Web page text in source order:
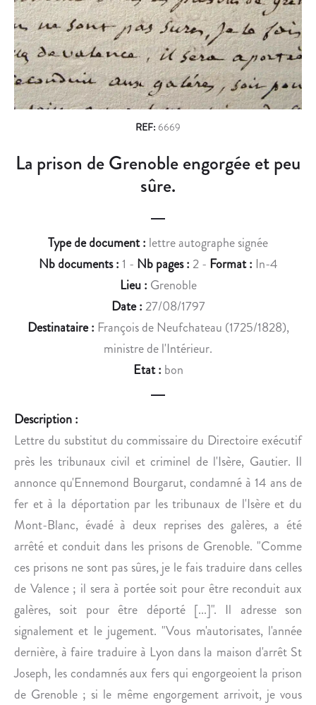
a
v
i
g
t
n
U
R
I
S
M
E
U
T
À
C
D
É
T
D
U
X
X
S
I
È
C
U
A
R
D
R
E
R
O
O
R
A
E
D
E
C
O
C
E
R
T
REF: 6669
La prison de Grenoble engorgée et peu
sûre.
Type de document : lettre autographe signée
Nb documents :1 - Nb pages :2 - Format : In-4
Lieu : Grenoble
Date :27/08/1797
Destinataire : François de Neufchateau (1725/1828),
ministre de l'Intérieur.
Etat : bon
Description :
Lettre du substitut du commissaire du Directoire exécutif
près les tribunaux civil et criminel de l'Isère, Gautier. Il
annonce qu'Ennemond Bourgarut, condamné à 14 ans de
fer et à la déportation par les tribunaux de l'Isère et du
Mont-Blanc, évadé à deux reprises des galères, a été
arrêté et conduit dans les prisons de Grenoble. "Comme
ces prisons ne sont pas sûres, je le fais traduire dans celles
de Valence ; il sera à portée soit pour être reconduit aux
galères, soit pour être déporté [...]". Il adresse son
signalement et le jugement. "Vous m'autorisates, l'année
dernière, à faire traduire à Lyon dans la maison d'arrêt St
Joseph, les condamnés aux fers qui engorgeoient la prison
de Grenoble ; si le même engorgement arrivoit, je vous